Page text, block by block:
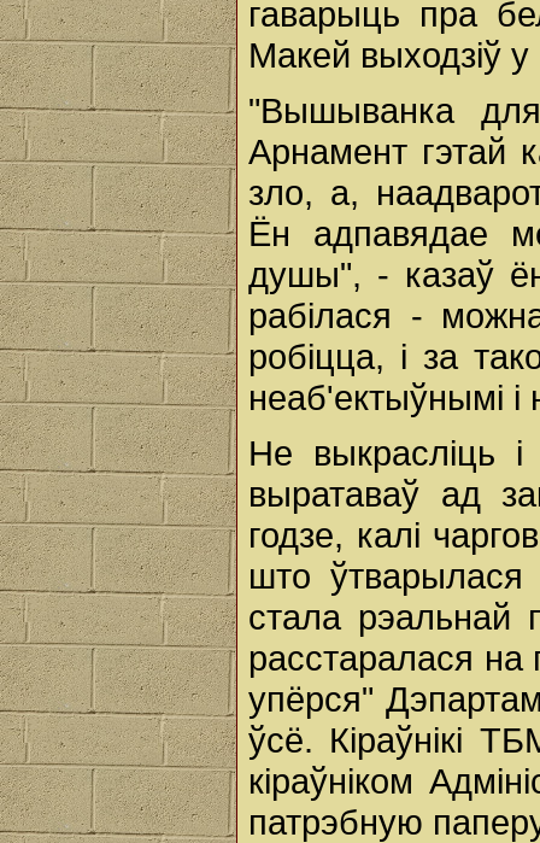
гаварыць пра
Макей выходзіў
"Вышыванка
Арнамент гэтай
зло, а,
Ён адпавядае
душы", - казаў ён
рабілася -
робіцца, і за
неаб'ектыўнымі і
Не выкрасліць
выратаваў ад
годзе, калі
што ўтварылася
стала рэальнай
расстаралася
упёрся"
ўсё. Кіраўнікі
кіраўніком
патрэбную